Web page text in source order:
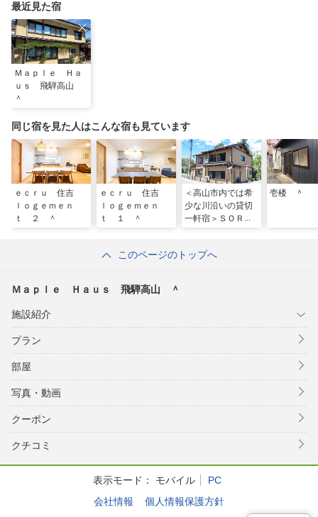
最近見た宿
Ｍａｐｌｅ Ｈａ
ｕｓ 飛騨高山
＾
同じ宿を見た人はこんな宿も見ています
ｅｃｒｕ 住吉
ｌｏｇｅｍｅｎ
ｔ ２ ＾
ｅｃｒｕ 住吉
ｌｏｇｅｍｅｎ
ｔ １ ＾
＜高山市内では希
少な川沿いの貸切
一軒宿＞ＳＯＲＡ
壱楼 ＾
このページのトップへ
Ｍａｐｌｅ Ｈａｕｓ 飛騨高山 ＾
施設紹介
プラン
部屋
写真・動画
クーポン
クチコミ
表示モード： モバイル
PC
会社情報
個人情報保護方針